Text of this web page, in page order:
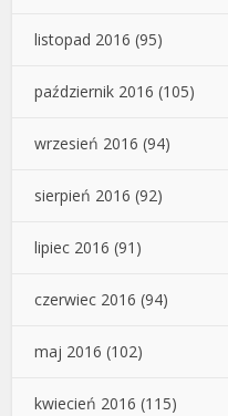
listopad 2016 (95)
październik 2016 (105)
wrzesień 2016 (94)
sierpień 2016 (92)
lipiec 2016 (91)
czerwiec 2016 (94)
maj 2016 (102)
kwiecień 2016 (115)